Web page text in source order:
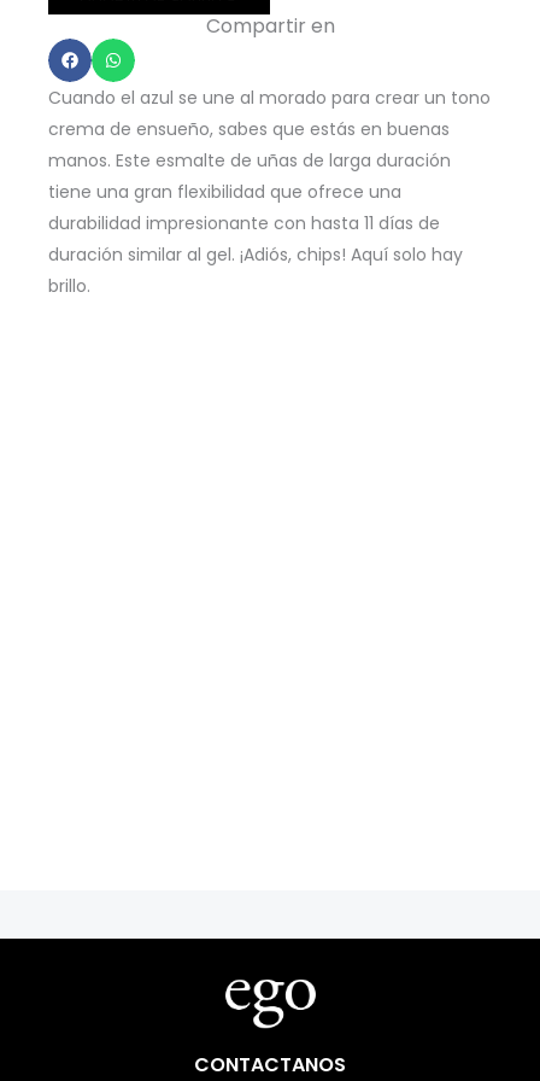
Strongevity
15ml
cantidad
Compartir en
Cuando el azul se une al morado para crear un tono
crema de ensueño, sabes que estás en buenas
manos. Este esmalte de uñas de larga duración
tiene una gran flexibilidad que ofrece una
durabilidad impresionante con hasta 11 días de
duración similar al gel. ¡Adiós, chips! Aquí solo hay
brillo.
CONTACTANOS